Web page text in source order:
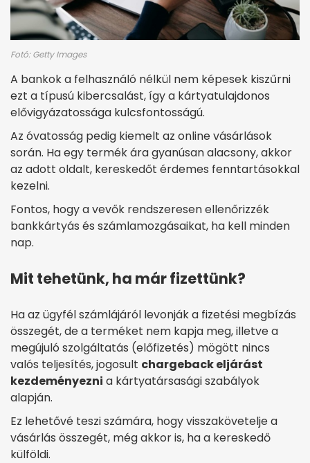
Fotó: Getty Images
A bankok a felhasználó nélkül nem képesek kiszűrni
ezt a típusú kibercsalást, így a kártyatulajdonos
elővigyázatossága kulcsfontosságú.
Az óvatosság pedig kiemelt az online vásárlások
során. Ha egy termék ára gyanúsan alacsony, akkor
az adott oldalt, kereskedőt érdemes fenntartásokkal
kezelni.
Fontos, hogy a vevők rendszeresen ellenőrizzék
bankkártyás és számlamozgásaikat, ha kell minden
nap.
Mit tehetünk, ha már fizettünk?
Ha az ügyfél számlájáról levonják a fizetési megbízás
összegét, de a terméket nem kapja meg, illetve a
megújuló szolgáltatás (előfizetés) mögött nincs
valós teljesítés, jogosult chargeback eljárást
kezdeményezni a kártyatársasági szabályok
alapján.
Ez lehetővé teszi számára, hogy visszakövetelje a
vásárlás összegét, még akkor is, ha a kereskedő
külföldi.